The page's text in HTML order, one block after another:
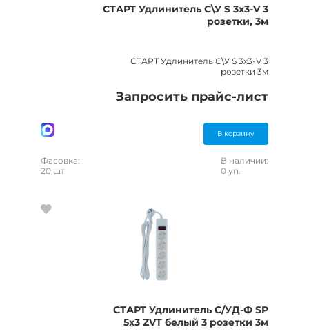
СТАРТ Удлинитель С\У S 3х3-V 3
розетки, 3м
СТАРТ Удлинитель С\У S 3х3-V 3
розетки 3м
Запросить прайс-лист
В корзину
Фасовка:
20 шт
В наличии:
0 уп.
СТАРТ Удлинитель С/УД-Ф SP
5x3 ZVT белый 3 розетки 3м